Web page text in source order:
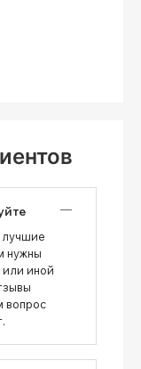
лучшие
нужны
иной
вопрос